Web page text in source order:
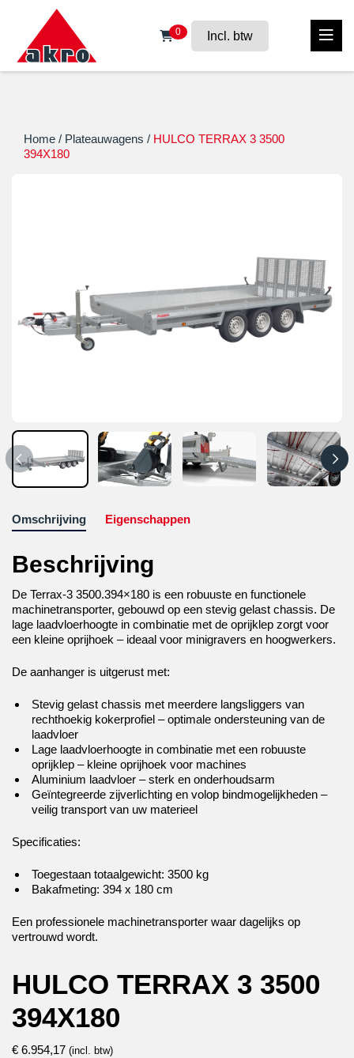
0 Incl. btw
Home / Plateauwagens / HULCO TERRAX 3 3500
394X180
Omschrijving Eigenschappen
Beschrijving
De Terrax-3 3500.394×180 is een robuuste en functionele
machinetransporter, gebouwd op een stevig gelast chassis. De
lage laadvloerhoogte in combinatie met de oprijklep zorgt voor
een kleine oprijhoek – ideaal voor minigravers en hoogwerkers.
De aanhanger is uitgerust met:
Stevig gelast chassis met meerdere langsliggers van
rechthoekig kokerprofiel – optimale ondersteuning van de
laadvloer
Lage laadvloerhoogte in combinatie met een robuuste
oprijklep – kleine oprijhoek voor machines
Aluminium laadvloer – sterk en onderhoudsarm
Geïntegreerde zijverlichting en volop bindmogelijkheden –
veilig transport van uw materieel
Specificaties:
Toegestaan totaalgewicht: 3500 kg
Bakafmeting: 394 x 180 cm
Een professionele machinetransporter waar dagelijks op
vertrouwd wordt.
HULCO TERRAX 3 3500
394X180
€ 6.954,17 (incl. btw)